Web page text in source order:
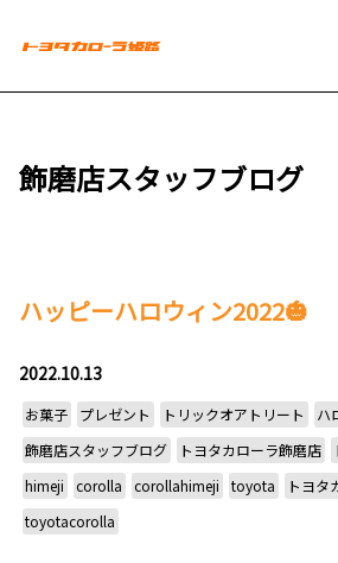
飾磨店スタッフブログ
ハッピーハロウィン2022🎃
2022.10.13
お菓子 プレゼント トリックオアトリート
ハ
飾磨店スタッフブログ
トヨタカローラ飾磨店
himeji
corolla corollahimeji toyota
トヨタ
toyotacorolla